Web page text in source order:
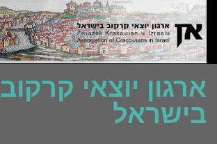
ארגון יוצאי קרקוב
בישראל